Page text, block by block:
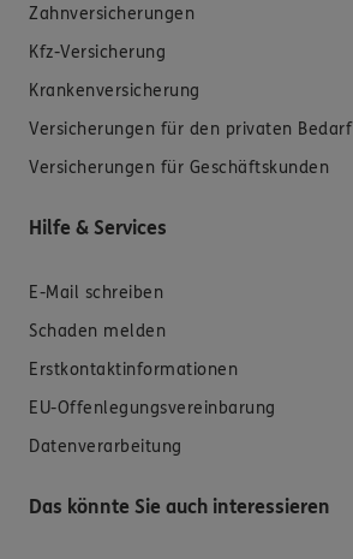
Zahnversicherungen
Kfz-Versicherung
Krankenversicherung
Versicherungen für den privaten Bedarf
Versicherungen für Geschäftskunden
Hilfe & Services
E-Mail schreiben
Schaden melden
Erstkontaktinformationen
EU-Offenlegungsvereinbarung
Datenverarbeitung
Das könnte Sie auch interessieren